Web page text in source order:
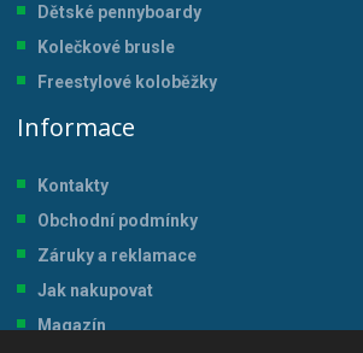
Dětské pennyboardy
Kolečkové brusle
Freestylové koloběžky
Informace
Kontakty
Obchodní podmínky
Záruky a reklamace
Jak nakupovat
Magazín